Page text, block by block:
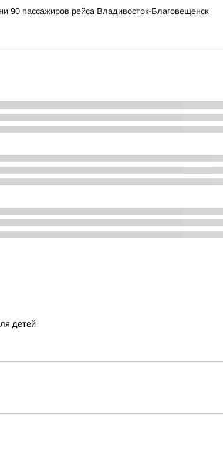
90 пассажиров рейса Владивосток-Благовещенск
детей